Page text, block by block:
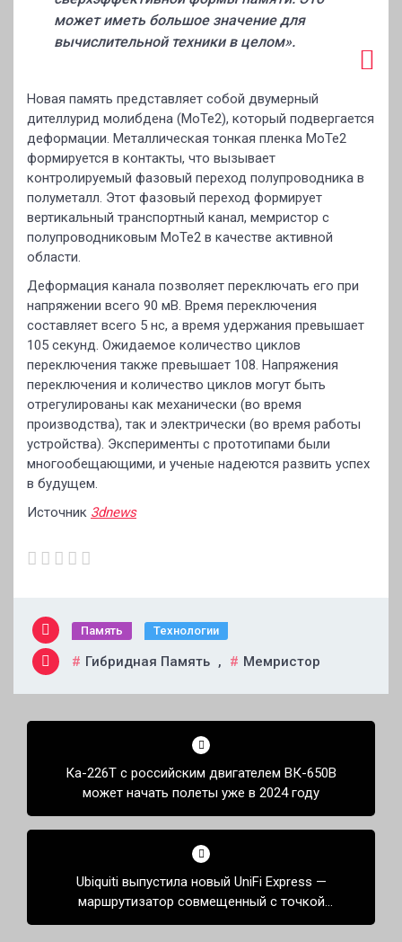
может иметь большое значение для
вычислительной техники в целом».
Новая память представляет собой двумерный
дителлурид молибдена (MoTe2), который подвергается
деформации. Металлическая тонкая пленка MoTe2
формируется в контакты, что вызывает
контролируемый фазовый переход полупроводника в
полуметалл. Этот фазовый переход формирует
вертикальный транспортный канал, мемристор с
полупроводниковым МоТе2 в качестве активной
области.
Деформация канала позволяет переключать его при
напряжении всего 90 мВ. Время переключения
составляет всего 5 нс, а время удержания превышает
105 секунд. Ожидаемое количество циклов
переключения также превышает 108. Напряжения
переключения и количество циклов могут быть
отрегулированы как механически (во время
производства), так и электрически (во время работы
устройства). Эксперименты с прототипами были
многообещающими, и ученые надеются развить успех
в будущем.
Источник 3dnews
Память Технологии
Гибридная Память , Мемристор
Навигация
записямКа-226Т с российским двигателем ВК-650В
может начать полеты уже в 2024 году
Ubiquiti выпустила новый UniFi Express —
маршрутизатор совмещенный с точкой
доступа Wi-Fi 6